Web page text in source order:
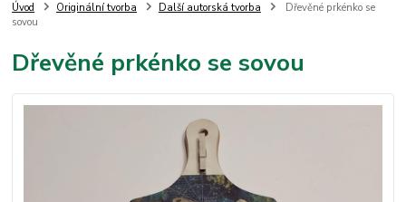
Úvod Originální tvorba Další autorská tvorba
Dřevěné prkénko se
sovou
Dřevěné prkénko se sovou